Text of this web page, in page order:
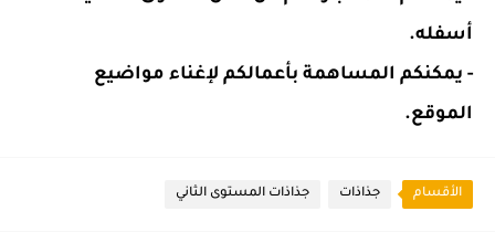
أسفله.
- يمكنكم المساهمة بأعمالكم لإغناء مواضيع
الموقع.
الأقسام جذاذات جذاذات المستوى الثاني